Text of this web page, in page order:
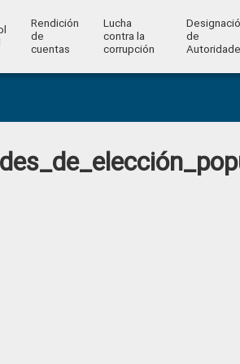
Rendición
de
cuentas
Lucha
contra la
corrupción
de